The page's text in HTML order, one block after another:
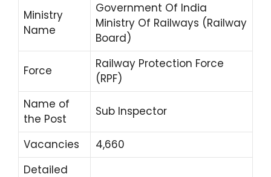
Ministry
Name
Government Of India
Ministry Of Railways (Railway
Board)
Force
Railway Protection Force
(RPF)
Name of
the Post
Sub Inspector
Vacancies
4,660
Detailed